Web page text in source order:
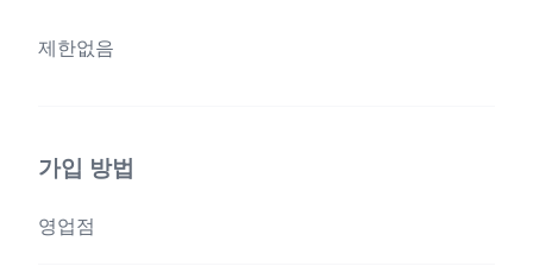
제한없음
가입 방법
영업점